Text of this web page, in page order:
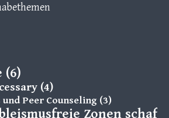
(6)
(4)
Peer Counseling (3)
Zonen